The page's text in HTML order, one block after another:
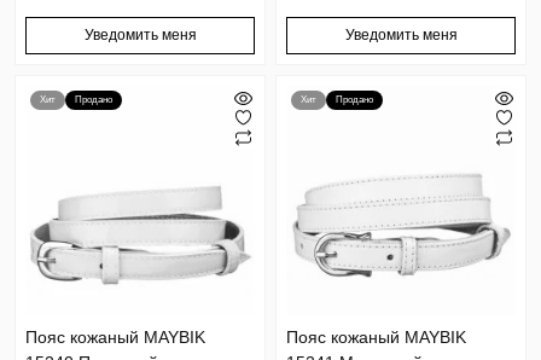
Уведомить меня Уведомить меня
Хит Продано
Пояс кожаный MAYBIK
Хит Продано
Пояс кожаный MAYBIK